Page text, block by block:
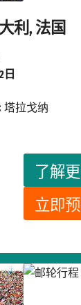
利, 法国
了解
立即
日
塔拉戈纳